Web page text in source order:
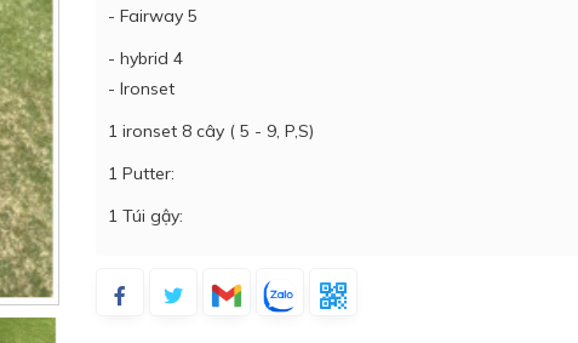
- Fairway 5
- hybrid 4
- Ironset
1 ironset 8 cây ( 5 - 9, P,S)
1 Putter:
1 Túi gậy: